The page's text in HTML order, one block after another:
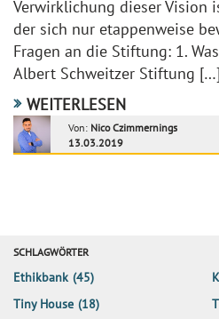
Verwirklichung dieser Vision
der sich nur etappenweise
Fragen an die Stiftung: 1.
Albert Schweitzer Stiftung […]
WEITERLESEN
Von: Nico Czimmernings
13.03.2019
SCHLAGWÖRTER
Ethikbank (45)
Tiny House (18)